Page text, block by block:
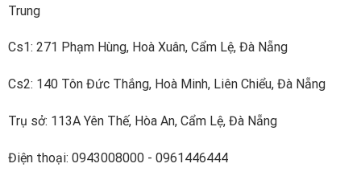
Trung
Cs1: 271 Phạm Hùng, Hoà Xuân, Cẩm Lệ, Đà Nẵng
Cs2: 140 Tôn Đức Thắng, Hoà Minh, Liên Chiểu, Đà Nẵng
Trụ sở: 113A Yên Thế, Hòa An, Cẩm Lệ, Đà Nẵng
Điện thoại: 0943008000 - 0961446444